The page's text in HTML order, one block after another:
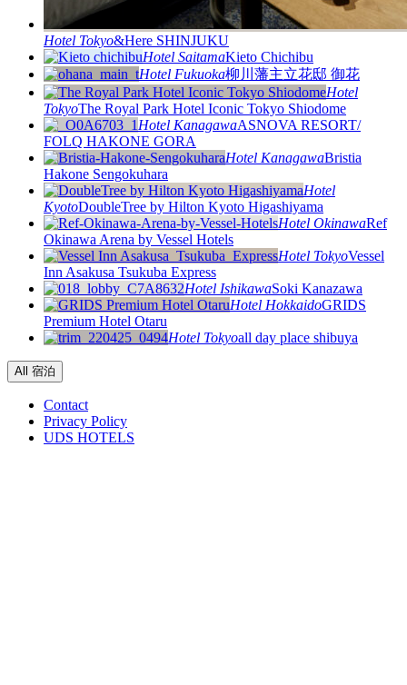
Hotel Tokyo&Here SHINJUKU
Hotel SaitamaKieto Chichibu
Hotel Fukuoka柳川藩主立花邸 御花
Hotel
TokyoThe Royal Park Hotel Iconic Tokyo Shiodome
Hotel KanagawaASNOVA RESORT/
FOLQ HAKONE GORA
Hotel KanagawaBristia
Hakone Sengokuhara
Hotel
KyotoDoubleTree by Hilton Kyoto Higashiyama
Hotel OkinawaRef
Okinawa Arena by Vessel Hotels
Hotel TokyoVessel
Inn Asakusa Tsukuba Express
Hotel IshikawaSoki Kanazawa
Hotel HokkaidoGRIDS
Premium Hotel Otaru
Hotel Tokyoall day place shibuya
All 宿泊
Contact
Privacy Policy
UDS HOTELS